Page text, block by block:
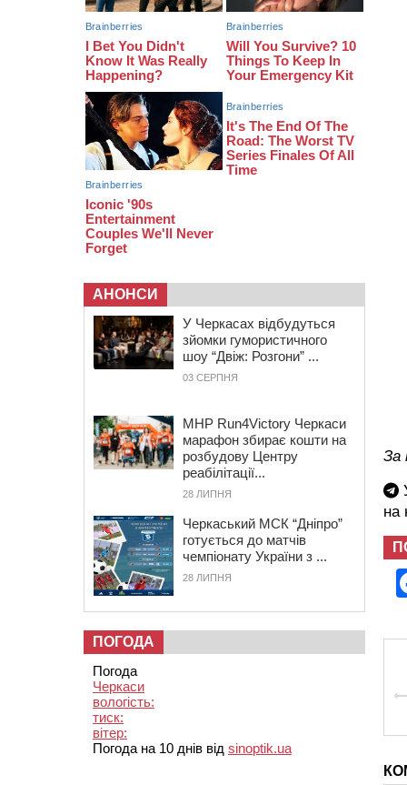
За
на
реабілітаційного центру обрали на
новий термін
08:11
Вчителька зі Сміли увійшла до
півфіналу Global Teacher Prize
Ukraine 2026
АНОНСИ
У Черкасах відбудуться
зйомки гумористичного
шоу “Двіж: Розгони” ...
03 СЕРПНЯ
MHP Run4Victory Черкаси
марафон збирає кошти на
розбудову Центру
реабілітації...
28 ЛИПНЯ
Черкаський МСК “Дніпро”
готується до матчів
чемпіонату України з ...
28 ЛИПНЯ
ПОГОДА
Погода
Черкаси
вологість:
тиск:
вітер:
Погода на 10 днів від sinoptik.ua